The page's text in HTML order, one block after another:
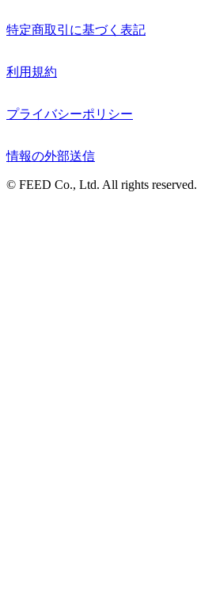
特定商取引に基づく表記
利用規約
プライバシーポリシー
情報の外部送信
© FEED Co., Ltd. All rights reserved.